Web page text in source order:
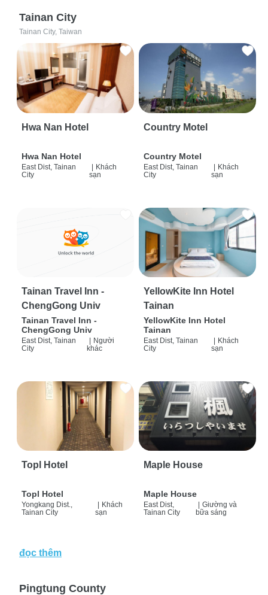
Tainan City
Tainan City, Taiwan
Hwa Nan Hotel
Hwa Nan Hotel
East Dist, Tainan
City
| Khách
sạn
Country Motel
Country Motel
East Dist, Tainan
City
| Khách
sạn
Tainan Travel Inn -
ChengGong Univ
Tainan Travel Inn -
ChengGong Univ
East Dist, Tainan
City
| Người
khác
YellowKite Inn Hotel
Tainan
YellowKite Inn Hotel
Tainan
East Dist, Tainan
City
| Khách
sạn
Topl Hotel
Topl Hotel
Yongkang Dist.,
Tainan City
| Khách
sạn
Maple House
Maple House
East Dist,
Tainan City
| Giường và
bữa sáng
đọc thêm
Pingtung County